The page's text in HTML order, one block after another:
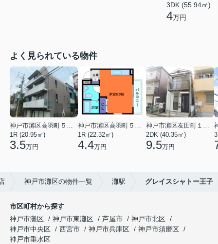
3DK (55.94㎡)
4万円
よく見られている物件
1R (20.95㎡)
3.5万円
1R (22.32㎡)
4.4万円
2DK (40.35㎡)
9.5万円
神戸市灘区の物件一覧 灘駅 グレイスシャトー王子
市区町村から探す
神戸市灘区
神戸市東灘区 芦屋市
神戸市北区
神戸市中央区
西宮市 神戸市兵庫区
神戸市須磨区
神戸市垂水区